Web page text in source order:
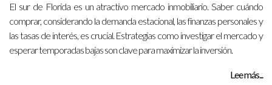
El sur de Florida es un atractivo mercado inmobiliario. Saber cuándo
comprar, considerando la demanda estacional, las finanzas personales y
las tasas de interés, es crucial. Estrategias como investigar el mercado y
esperar temporadas bajas son clave para maximizar la inversión.
Lee más...